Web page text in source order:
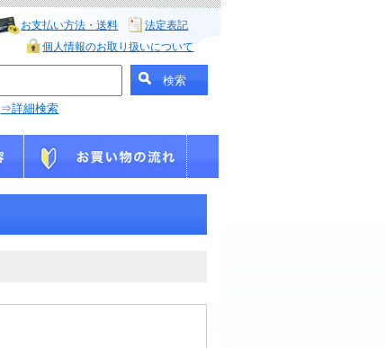
お支払い方法・送料
法定表記
個人情報のお取り扱いについて
⇒詳細検索